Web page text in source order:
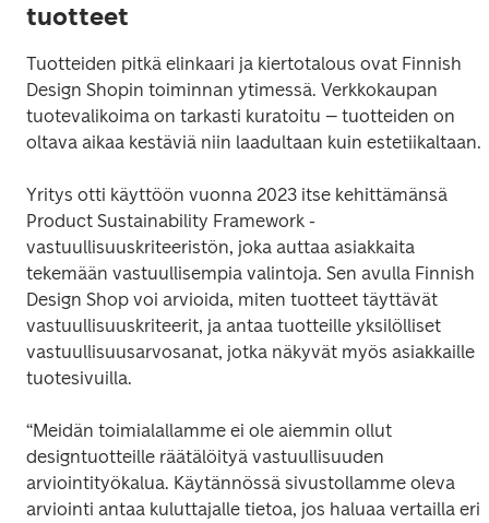
tuotteet
Tuotteiden pitkä elinkaari ja kiertotalous ovat Finnish
Design Shopin toiminnan ytimessä. Verkkokaupan
tuotevalikoima on tarkasti kuratoitu – tuotteiden on
oltava aikaa kestäviä niin laadultaan kuin estetiikaltaan.
Yritys otti käyttöön vuonna 2023 itse kehittämänsä
Product Sustainability Framework -
vastuullisuuskriteeristön, joka auttaa asiakkaita
tekemään vastuullisempia valintoja. Sen avulla Finnish
Design Shop voi arvioida, miten tuotteet täyttävät
vastuullisuuskriteerit, ja antaa tuotteille yksilölliset
vastuullisuusarvosanat, jotka näkyvät myös asiakkaille
tuotesivuilla.
“Meidän toimialallamme ei ole aiemmin ollut
designtuotteille räätälöityä vastuullisuuden
arviointityökalua. Käytännössä sivustollamme oleva
arviointi antaa kuluttajalle tietoa, jos haluaa vertailla eri